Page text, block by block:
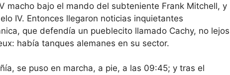
macho bajo el mando del subteniente Frank Mitchell, y
IV. Entonces llegaron noticias inquietantes
que defendía un pueblecito llamado Cachy, no lejos
había tanques alemanes en su sector.
se puso en marcha, a pie, a las 09:45; y tras el